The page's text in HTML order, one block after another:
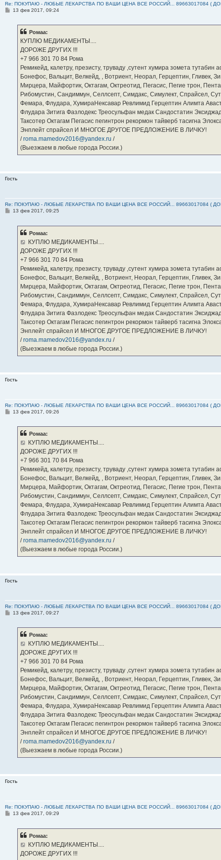
Re: ПОКУПАЮ - ЛЮБЫЕ ЛЕКАРСТВА ПО ВАШИ ЦЕНА ВСЕ РОССИЙ... 89663017084 (
С13 фев 2017, 09:24
Ромаа:
КУПЛЮ МЕДИКАМЕНТЫ....
ДОРОЖЕ ДРУГИХ !!!
‪+7 966 301 70 84‬ Рома
Ремикейд, калетру, презисту, труваду ,сутент хумира зомета
Бонефос, Вальцит, Велкейд, , Вотриент, Неорал, Герцептин, Гливек,
Мирцера, Майфортик, Октагам, Октреотид, Пегасис, Пегие трон,
Рибомустин, Сандиммун, Селлсепт, Симдакс, Симулект, Спрайсел,
Фемара, Флудара, ХумираНексавар Ревлимид Герцептин Алимта
Флудара Зитига Фазлодекс Треосульфан медак Сандостатин
Таксотер Октагам Пегасис пегинтрон рекормон тайверб тасигна
Энплейт спрайсел И МНОГОЕ ДРУГОЕ ПРЕДЛОЖЕНИЕ В ЛИЧКУ!
/roma.mamedov2016@yandex.ru /
(Выезжаем в любые города России.)
Гость
Re: ПОКУПАЮ - ЛЮБЫЕ ЛЕКАРСТВА ПО ВАШИ ЦЕНА ВСЕ РОССИЙ... 89663017084 (
С13 фев 2017, 09:25
Ромаа:
КУПЛЮ МЕДИКАМЕНТЫ....
ДОРОЖЕ ДРУГИХ !!!
‪+7 966 301 70 84‬ Рома
Ремикейд, калетру, презисту, труваду ,сутент хумира зомета
Бонефос, Вальцит, Велкейд, , Вотриент, Неорал, Герцептин, Гливек,
Мирцера, Майфортик, Октагам, Октреотид, Пегасис, Пегие трон,
Рибомустин, Сандиммун, Селлсепт, Симдакс, Симулект, Спрайсел,
Фемара, Флудара, ХумираНексавар Ревлимид Герцептин Алимта
Флудара Зитига Фазлодекс Треосульфан медак Сандостатин
Таксотер Октагам Пегасис пегинтрон рекормон тайверб тасигна
Энплейт спрайсел И МНОГОЕ ДРУГОЕ ПРЕДЛОЖЕНИЕ В ЛИЧКУ!
/roma.mamedov2016@yandex.ru /
(Выезжаем в любые города России.)
Гость
Re: ПОКУПАЮ - ЛЮБЫЕ ЛЕКАРСТВА ПО ВАШИ ЦЕНА ВСЕ РОССИЙ... 89663017084 (
С13 фев 2017, 09:26
Ромаа:
КУПЛЮ МЕДИКАМЕНТЫ....
ДОРОЖЕ ДРУГИХ !!!
‪+7 966 301 70 84‬ Рома
Ремикейд, калетру, презисту, труваду ,сутент хумира зомета
Бонефос, Вальцит, Велкейд, , Вотриент, Неорал, Герцептин, Гливек,
Мирцера, Майфортик, Октагам, Октреотид, Пегасис, Пегие трон,
Рибомустин, Сандиммун, Селлсепт, Симдакс, Симулект, Спрайсел,
Фемара, Флудара, ХумираНексавар Ревлимид Герцептин Алимта
Флудара Зитига Фазлодекс Треосульфан медак Сандостатин
Таксотер Октагам Пегасис пегинтрон рекормон тайверб тасигна
Энплейт спрайсел И МНОГОЕ ДРУГОЕ ПРЕДЛОЖЕНИЕ В ЛИЧКУ!
/roma.mamedov2016@yandex.ru /
(Выезжаем в любые города России.)
Гость
Re: ПОКУПАЮ - ЛЮБЫЕ ЛЕКАРСТВА ПО ВАШИ ЦЕНА ВСЕ РОССИЙ... 89663017084 (
С13 фев 2017, 09:27
Ромаа:
КУПЛЮ МЕДИКАМЕНТЫ....
ДОРОЖЕ ДРУГИХ !!!
‪+7 966 301 70 84‬ Рома
Ремикейд, калетру, презисту, труваду ,сутент хумира зомета
Бонефос, Вальцит, Велкейд, , Вотриент, Неорал, Герцептин, Гливек,
Мирцера, Майфортик, Октагам, Октреотид, Пегасис, Пегие трон,
Рибомустин, Сандиммун, Селлсепт, Симдакс, Симулект, Спрайсел,
Фемара, Флудара, ХумираНексавар Ревлимид Герцептин Алимта
Флудара Зитига Фазлодекс Треосульфан медак Сандостатин
Таксотер Октагам Пегасис пегинтрон рекормон тайверб тасигна
Энплейт спрайсел И МНОГОЕ ДРУГОЕ ПРЕДЛОЖЕНИЕ В ЛИЧКУ!
/roma.mamedov2016@yandex.ru /
(Выезжаем в любые города России.)
Гость
Re: ПОКУПАЮ - ЛЮБЫЕ ЛЕКАРСТВА ПО ВАШИ ЦЕНА ВСЕ РОССИЙ... 89663017084 (
С13 фев 2017, 09:29
Ромаа:
КУПЛЮ МЕДИКАМЕНТЫ....
ДОРОЖЕ ДРУГИХ !!!